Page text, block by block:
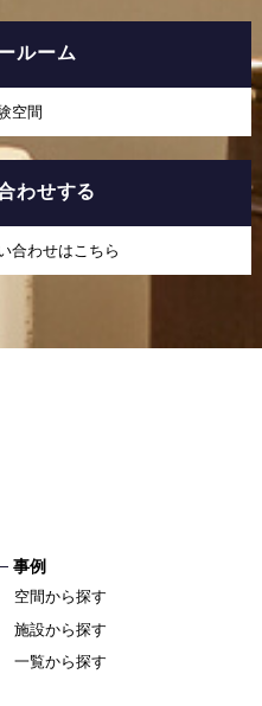
ルーム
空間
わせする
合わせはこちら
事例
空間から探す
施設から探す
一覧から探す